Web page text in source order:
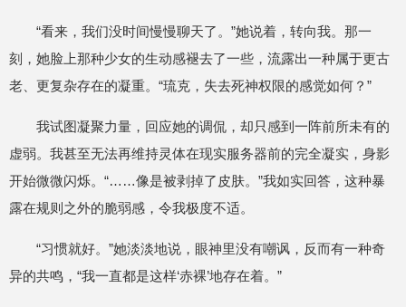
“看来，我们没时间慢慢聊天了。”她说着，转向我。那一
刻，她脸上那种少女的生动感褪去了一些，流露出一种属于更古
老、更复杂存在的凝重。“琉克，失去死神权限的感觉如何？”
我试图凝聚力量，回应她的调侃，却只感到一阵前所未有的
虚弱。我甚至无法再维持灵体在现实服务器前的完全凝实，身影
开始微微闪烁。“……像是被剥掉了皮肤。”我如实回答，这种暴
露在规则之外的脆弱感，令我极度不适。
“习惯就好。”她淡淡地说，眼神里没有嘲讽，反而有一种奇
异的共鸣，“我一直都是这样‘赤裸’地存在着。”